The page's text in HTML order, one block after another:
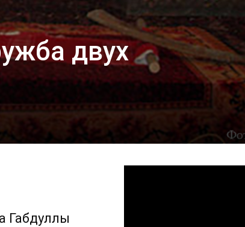
двух
Габдуллы